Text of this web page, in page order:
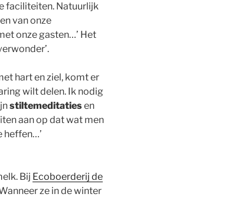
faciliteiten. Natuurlijk
van onze
onze gasten…’ Het
hart en ziel, komt er
wilt delen. Ik nodig
stiltemeditatiesen
aan op dat wat men
heffen…’
Bij Ecoboerderij de
ze in de winter